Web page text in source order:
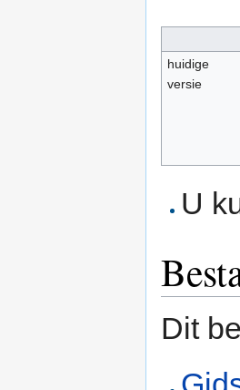
huidige
versie
U
Dit